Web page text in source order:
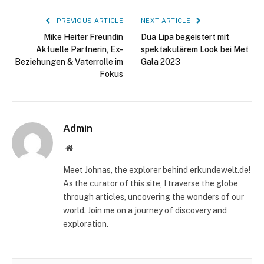
PREVIOUS ARTICLE
Mike Heiter Freundin
Aktuelle Partnerin, Ex-
Beziehungen & Vaterrolle im
Fokus
NEXT ARTICLE
Dua Lipa begeistert mit
spektakulärem Look bei Met
Gala 2023
Admin
Website
Meet Johnas, the explorer behind erkundewelt.de!
As the curator of this site, I traverse the globe
through articles, uncovering the wonders of our
world. Join me on a journey of discovery and
exploration.